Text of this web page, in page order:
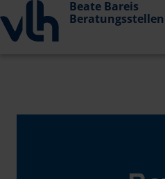
Beate Bareis